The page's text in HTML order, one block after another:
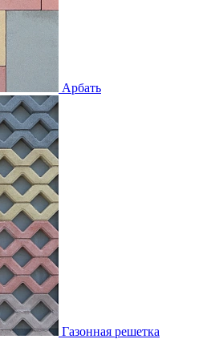
Арбать
Газонная решетка